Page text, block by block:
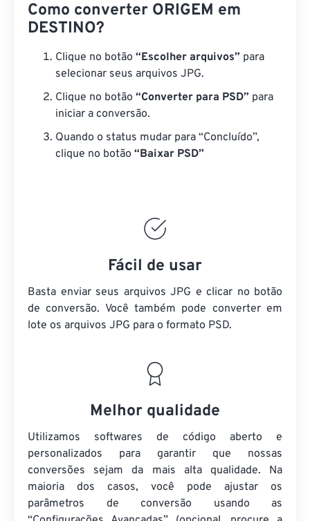
Como converter ORIGEM em
DESTINO?
Clique no botão “Escolher arquivos” para
selecionar seus arquivos JPG.
Clique no botão “Converter para PSD” para
iniciar a conversão.
Quando o status mudar para “Concluído”,
clique no botão “Baixar PSD”
Fácil de usar
Basta enviar seus arquivos JPG e clicar no botão
de conversão. Você também pode converter em
lote os arquivos JPG para o formato PSD.
Melhor qualidade
Utilizamos softwares de código aberto e
personalizados para garantir que nossas
conversões sejam da mais alta qualidade. Na
maioria dos casos, você pode ajustar os
parâmetros de conversão usando as